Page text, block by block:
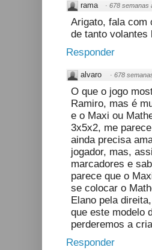
rama · 678 semanas
Arigato, fala com
de tanto volantes
Responder
alvaro · 678
O que o jogo
Ramiro, mas é
e o Maxi ou
3x5x2, me
ainda precisa
jogador, mas,
marcadores e
parece que o
se colocar o
Elano pela
que este modelo
perderemos a
Responder